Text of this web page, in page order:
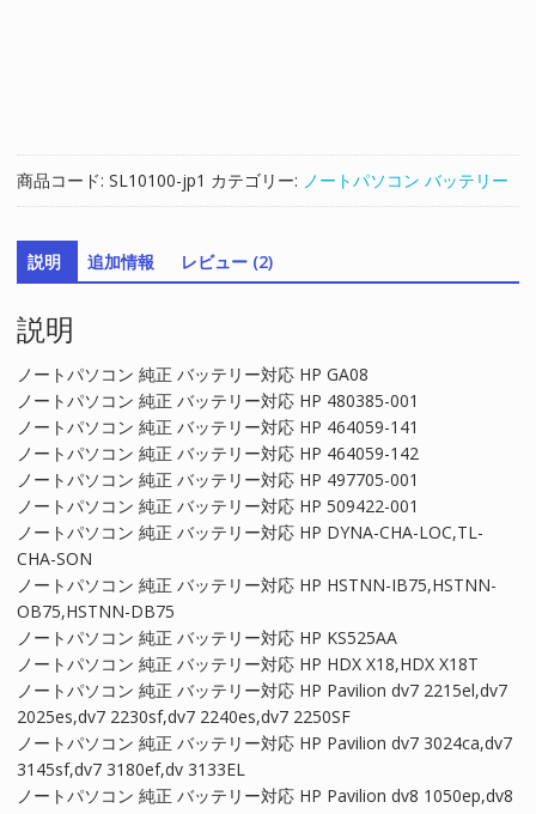
バ
ッ
テ
リ
ー
応
HP
GA08
個
商品コード: SL10100-jp1 カテゴリー: ノートパソコン バッテリー
説明 追加情報 レビュー (2)
説明
ノートパソコン 純正 バッテリー対応 HP GA08
ノートパソコン 純正 バッテリー対応 HP 480385-001
ノートパソコン 純正 バッテリー対応 HP 464059-141
ノートパソコン 純正 バッテリー対応 HP 464059-142
ノートパソコン 純正 バッテリー対応 HP 497705-001
ノートパソコン 純正 バッテリー対応 HP 509422-001
ノートパソコン 純正 バッテリー対応 HP DYNA-CHA-LOC,TL-
CHA-SON
ノートパソコン 純正 バッテリー対応 HP HSTNN-IB75,HSTNN-
OB75,HSTNN-DB75
ノートパソコン 純正 バッテリー対応 HP KS525AA
ノートパソコン 純正 バッテリー対応 HP HDX X18,HDX X18T
ノートパソコン 純正 バッテリー対応 HP Pavilion dv7 2215el,dv7
2025es,dv7 2230sf,dv7 2240es,dv7 2250SF
ノートパソコン 純正 バッテリー対応 HP Pavilion dv7 3024ca,dv7
3145sf,dv7 3180ef,dv 3133EL
ノートパソコン 純正 バッテリー対応 HP Pavilion dv8 1050ep,dv8